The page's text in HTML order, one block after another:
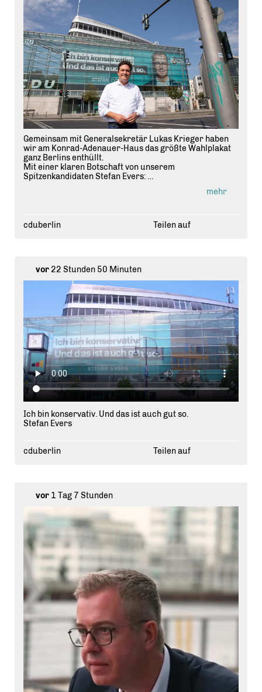
Gemeinsam mit Generalsekretär Lukas Krieger haben
wir am Konrad-Adenauer-Haus das größte Wahlplakat
ganz Berlins enthüllt.
Mit einer klaren Botschaft von unserem
Spitzenkandidaten Stefan Evers:
Hauptstadt einstehen.
mehr
cduberlin Teilen auf
vor22 Stunden 50 Minuten
Ich bin konservativ. Und das ist auch gut so.
Stefan Evers
cduberlin Teilen auf
vor1 Tag 7 Stunden